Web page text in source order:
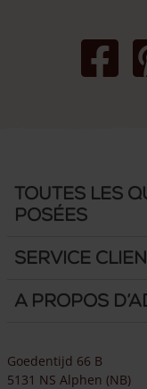
grands de 20 x 20
solidité, mais aussi
plus les poteaux de
profiterez de votre
Toutes les
posées
Service
A propos
Goedentijd 66 B
5131 NS Alphen (NB)